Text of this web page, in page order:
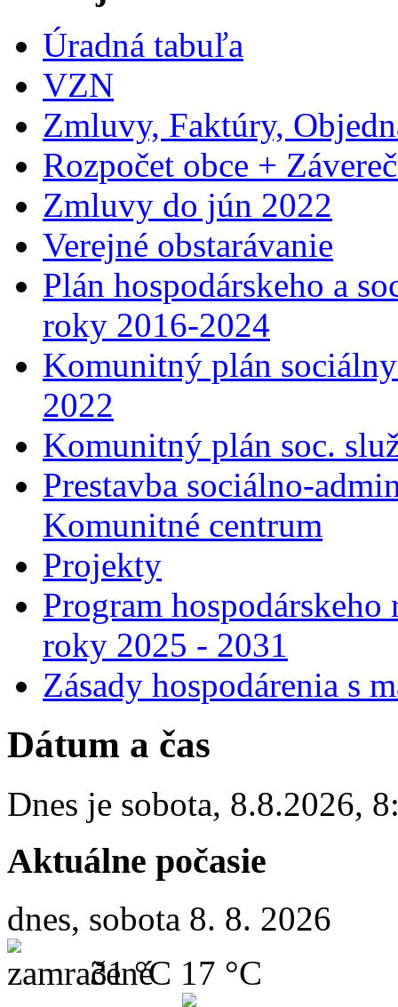
Úradná tabuľa
VZN
Zmluvy, Faktúry,
Rozpočet obce +
Zmluvy do jún 2022
Verejné obstarávanie
Plán hospodárskeho a
roky 2016-2024
Komunitný plán
2022
Komunitný plán soc.
Prestavba sociálno-
Komunitné centrum
Projekty
Program
roky 2025 - 2031
Zásady hospodárenia s
Dátum a čas
Dnes je sobota, 8.8.2026,
Aktuálne počasie
dnes, sobota 8. 8. 2026
31 °C 17 °C